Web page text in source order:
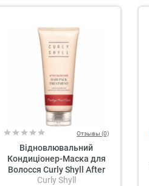
Отзывы (0)
Відновлювальний
Кондиціонер-Маска для
Волосся Curly Shyll After
Salon Care Hairpack
Curly Shyll